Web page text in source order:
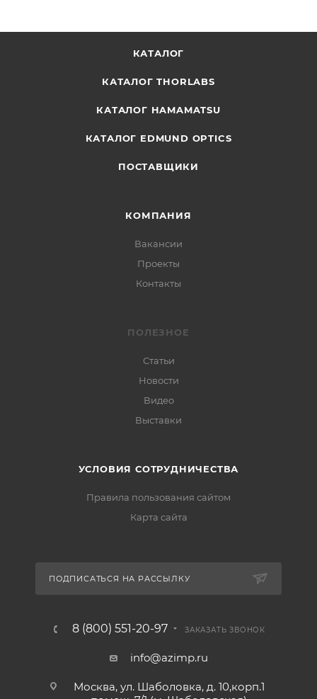
КАТАЛОГ
КАТАЛОГ THORLABS
КАТАЛОГ HAMAMATSU
КАТАЛОГ EDMUND OPTICS
ПОСТАВЩИКИ
КОМПАНИЯ
Вакансии
Проекты
Контакты
ПОЛЕЗНОЕ
Статьи
Новости
Видео
Выставки
УСЛОВИЯ СОТРУДНИЧЕСТВА
Правила пользования сайтом
Карта сайта
ПОДПИСАТЬСЯ НА РАССЫЛКУ
8 (800) 551-20-97 ЗАКАЗАТЬ ЗВОНОК
info@azimp.ru
Москва, ул. Шаболовка, д. 10,корп.1